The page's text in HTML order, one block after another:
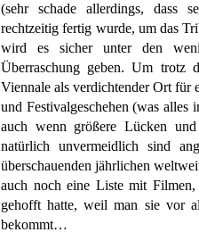
(sehr schade allerdings, dass
rechtzeitig fertig wurde, um das
wird es sicher unter den
Überraschung geben. Um trotz
Viennale als verdichtender Ort für
und Festivalgeschehen (was
auch wenn größere Lücken
natürlich unvermeidlich sind
überschauenden jährlichen
auch noch eine Liste mit
gehofft hatte, weil man sie vor
bekommt…